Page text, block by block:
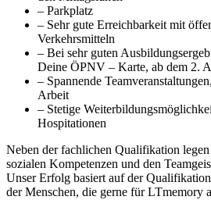
– Parkplatz
– Sehr gute Erreichbarkeit mit
Verkehrsmitteln
– Bei sehr guten
Deine ÖPNV – Karte, ab dem 2.
– Spannende
Arbeit
– Stetige
Hospitationen
Neben der fach­li­chen Qua­li­fi­ka­tion
sozia­len Kom­pe­ten­zen und den
Unser Erfolg basiert auf der
der Men­schen, die gerne für LTmemory